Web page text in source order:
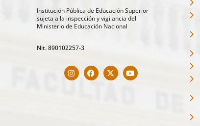
Institución Pública de Educación Superior
sujeta a la inspección y vigilancia del
Ministerio de Educación Nacional
Nit. 890102257-3